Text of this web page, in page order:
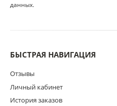
данных.
БЫСТРАЯ НАВИГАЦИЯ
Отзывы
Личный кабинет
История заказов